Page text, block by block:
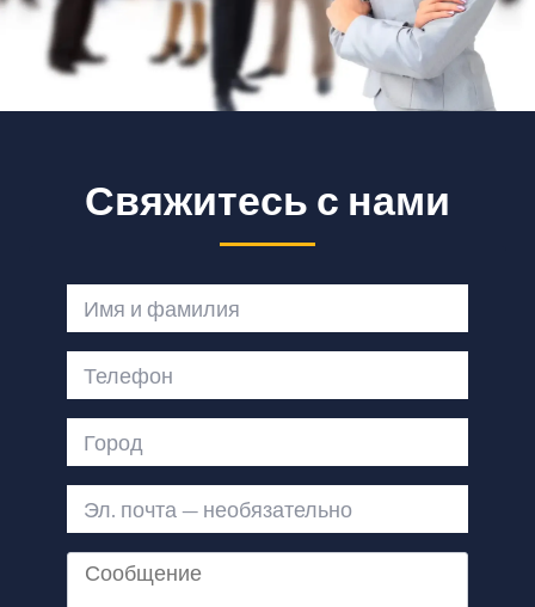
Свяжитесь с нами
Имя и фамилия
Телефон
Город
Эл. почта — необязательно
Сообщение